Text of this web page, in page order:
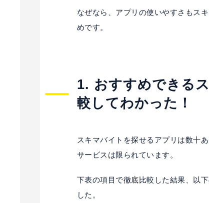
なぜなら、アプリの使いやすさもス
めです。
1. おすすめできる
較してわかった！
スキマバイトを探せるアプリは数十
サービスは限られています。
下表の項目で徹底比較した結果、以
した。